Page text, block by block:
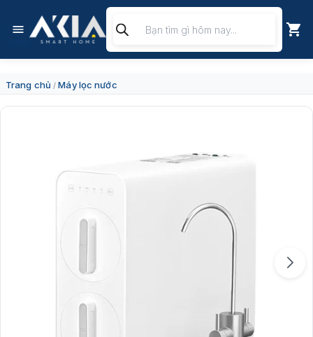
kiếm
sản
Trang chủ / Máy lọc nước